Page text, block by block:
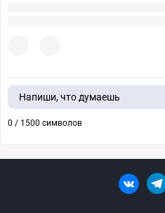
Напиши, что думаешь
0 / 1500 символов